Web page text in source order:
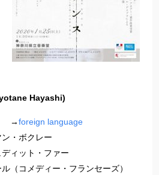
Hayashi)
→foreign language
・ボクレー
ィット・ファー
（コメディー・フランセーズ）